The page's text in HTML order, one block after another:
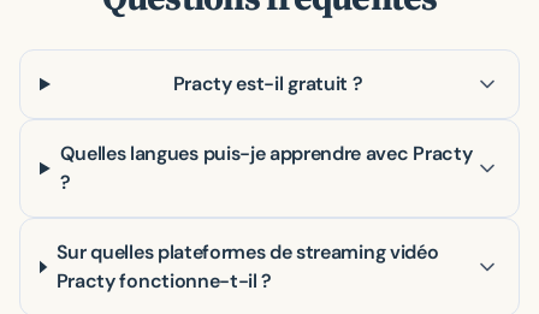
Practy est-il gratuit ?
Quelles langues puis-je apprendre avec Practy
?
Sur quelles plateformes de streaming vidéo
Practy fonctionne-t-il ?